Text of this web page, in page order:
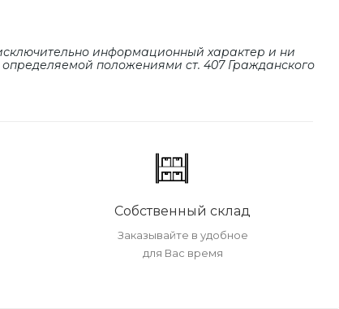
информационный характер и ни
положениями cт. 407 Гражданского
Собственный склад
Заказывайте в удобное
для Вас время